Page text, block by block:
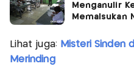
Menganulir
Memalsukan
Lihat juga: Misteri Sinden
Merinding